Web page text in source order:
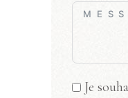
Je